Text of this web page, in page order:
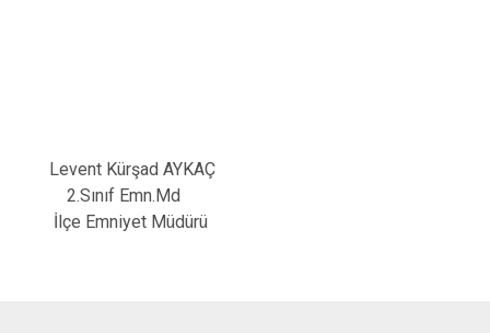
Levent Kürşad AYKAÇ
2.Sınıf Emn.Md
İlçe Emniyet Müdürü